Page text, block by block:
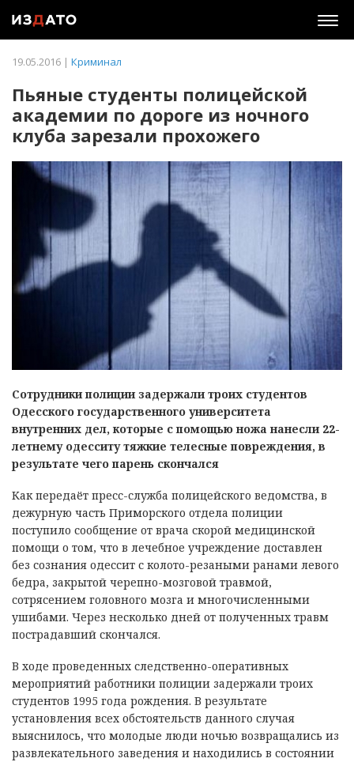
19.05.2016 | Криминал
Пьяные студенты полицейской
академии по дороге из ночного
клуба зарезали прохожего
Сотрудники полиции задержали троих студентов
Одесского государственного университета
внутренних дел, которые с помощью ножа нанесли 22-
летнему одесситу тяжкие телесные повреждения, в
результате чего парень скончался
Как передаёт пресс-служба полицейского ведомства, в
дежурную часть Приморского отдела полиции
поступило сообщение от врача скорой медицинской
помощи о том, что в лечебное учреждение доставлен
без сознания одессит с колото-резаными ранами левого
бедра, закрытой черепно-мозговой травмой,
сотрясением головного мозга и многочисленными
ушибами. Через несколько дней от полученных травм
пострадавший скончался.
В ходе проведенных следственно-оперативных
мероприятий работники полиции задержали троих
студентов 1995 года рождения. В результате
установления всех обстоятельств данного случая
выяснилось, что молодые люди ночью возвращались из
развлекательного заведения и находились в состоянии